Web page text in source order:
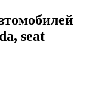
seat